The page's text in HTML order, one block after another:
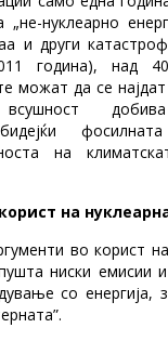
нуклеарно
и други
година), над
можат да се
всушност
фосилната
на
на
во корист
ниски емисии
со енергија,